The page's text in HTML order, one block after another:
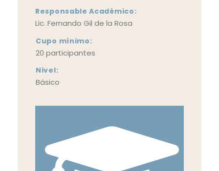
Responsable Académico:
Lic. Fernando Gil de la Rosa
Cupo mínimo:
20 participantes
Nivel:
Básico